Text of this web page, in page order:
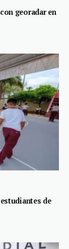
georadar en
de